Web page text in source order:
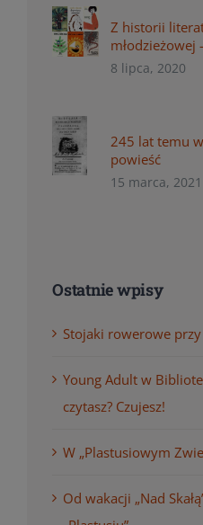
Z historii
młodzieżowej
8 lipca, 2020
245 lat temu
powieść
15 marca, 2021
Ostatnie wpisy
Stojaki rowerowe
Young Adult w
czytasz? Czujesz!
W „Plastusiowym
Od wakacji „Nad